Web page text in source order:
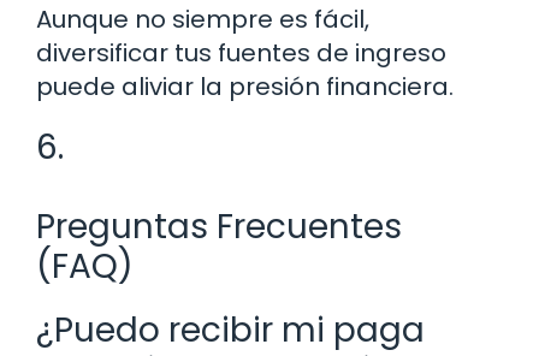
Aunque no siempre es fácil,
diversificar tus fuentes de ingreso
puede aliviar la presión financiera.
6.
Preguntas Frecuentes
(FAQ)
¿Puedo recibir mi paga